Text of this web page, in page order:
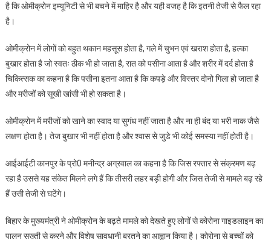
है कि ओमीक्रोन इम्यूनिटी से भी बचने में माहिर है और यही वजह है कि इतनी तेजी से फैल रहा
है।
ओमीक्रोन में लोगों को बहुत थकान महसूस होता है, गले में चुभन एवं खराश होता है, हल्का
बुखार होता है जो स्वतः ठीक भी हो जाता है, रात को पसीना आता है और शरीर में दर्द होता है
चिकित्सक का कहना है कि पसीना इतना आता है कि कपड़े और विस्तर दोनो गिला हो जाता है
और मरीजों को सूखी खांसी भी हो सकता है।
ओमीक्रोन में मरीजों को खाने का स्वाद या सुगंध नहीं जाता है और ना ही बंद या भरी नाक जैसे
लक्षण होता है। तेज बुखार भी नहीं होता है और श्वास से जुडे भी कोई समस्या नहीं होती है।
आईआईटी कानपुर के प्रो0 मनीन्द्र अग्रवाल का कहना है कि जिस रफ्तार से संक्रमण बढ़
रहा है उससे यह संकेत मिलने लगे हैं कि तीसरी लहर बड़ी होगी और जिस तेजी से मामले बढ़ रहे
हैं उसी तेजी से घटेंगे।
बिहार के मुख्यमंत्री ने ओमीक्रोन के बढ़ते मामले को देखते हुए लोगों से कोरोना गाइडलाइन का
पालन सख्ती से करने और विशेष सावधानी बरतने का आह्वान किया है। कोरोना से बच्चों को